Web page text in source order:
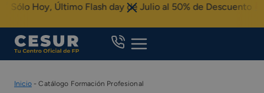
Skip
content
Hoy, Último Flash day de Julio al 50% de Descuento
Inicio-Catálogo Formación Profesional